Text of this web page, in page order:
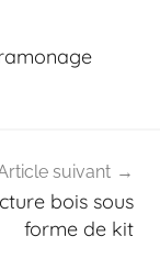
suivant
bois sous
forme de kit